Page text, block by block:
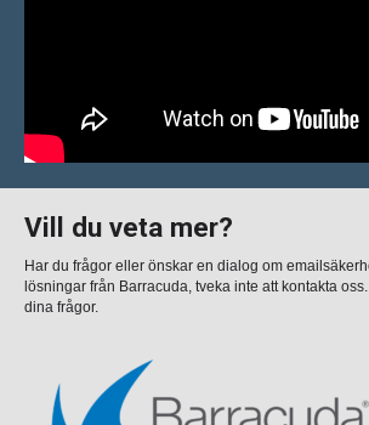
Vill du veta mer?
Har du frågor eller önskar en dialog om
lösningar från Barracuda, tveka inte att kontakta
dina frågor.